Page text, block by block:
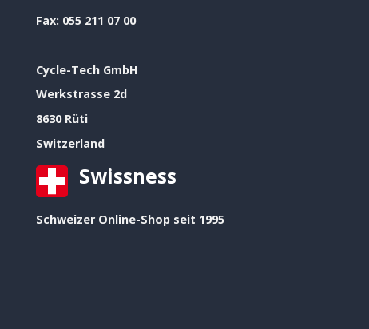
Fax: 055 211 07 00
Cycle-Tech GmbH
Werkstrasse 2d
8630 Rüti
Switzerland
Swissness
Schweizer Online-Shop seit 1995